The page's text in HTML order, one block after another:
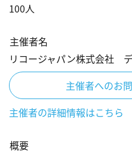
100人
主催者名
リコージャパン株式会社
主催者へのお
主催者の詳細情報はこちら
概要